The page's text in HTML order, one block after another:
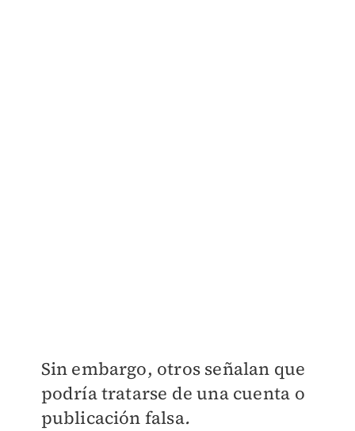
Sin embargo, otros señalan que
podría tratarse de una cuenta o
publicación falsa.